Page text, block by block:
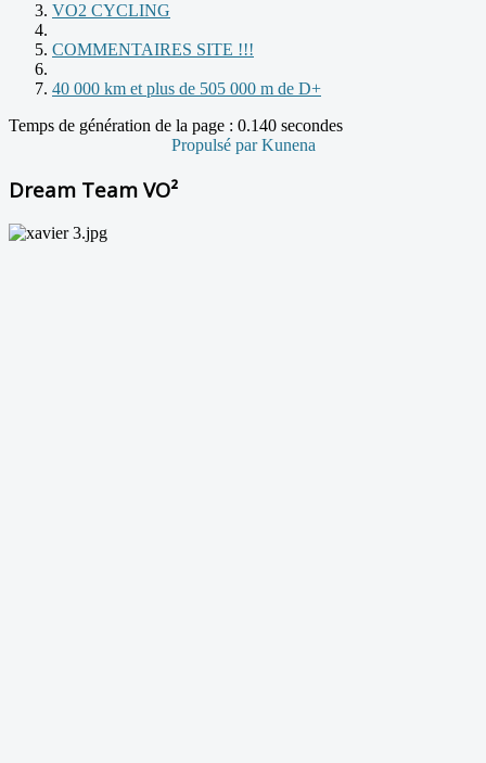
VO2 CYCLING
COMMENTAIRES SITE !!!
40 000 km et plus de 505 000 m de D+
Temps de génération de la page : 0.140 secondes
Propulsé parKunena
Dream Team VO²